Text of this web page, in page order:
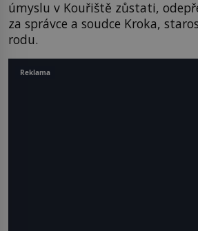
úmyslu v Kouřiště zůstati,
za správce a soudce Kroka,
rodu.
Reklama